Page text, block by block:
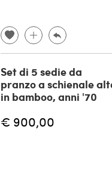
Set di 5 sedie da
pranzo a schienale
in bamboo, anni '70
€ 900,00